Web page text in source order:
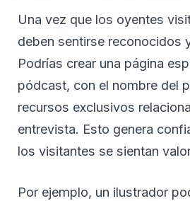
Una vez que los oyentes
deben sentirse reconocidos
Podrías crear una página
pódcast, con el nombre del
recursos exclusivos
entrevista. Esto genera
los visitantes se sientan
Por ejemplo, un ilustrador